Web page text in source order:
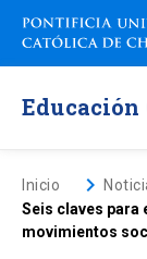
Saltar
contenido
Inicio
Nosotros
Inicio keyboard_arrow_right
Seis claves para
movimientos